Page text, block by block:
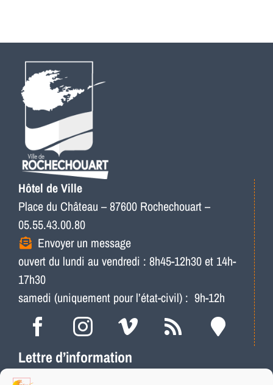
Hôtel de Ville
Place du Château – 87600 Rochechouart –
05.55.43.00.80
Envoyer un message
ouvert du lundi au vendredi : 8h45-12h30 et 14h-
17h30
samedi (uniquement pour l’état-civil) : 9h-12h
Lettre d’information